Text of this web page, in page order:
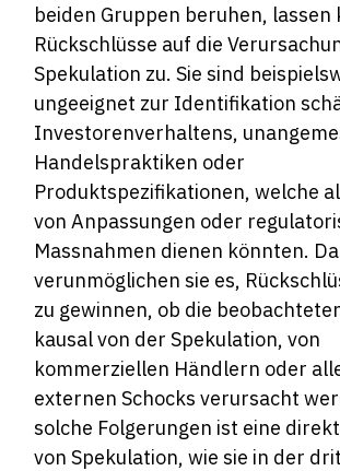
beiden Gruppen beruhen, lassen
Rückschlüsse auf die
Spekulation zu. Sie sind
ungeeignet zur Identifikation
Investorenverhaltens,
Handelspraktiken oder
Produktspezifikationen, welche
von Anpassungen oder
Massnahmen dienen könnten.
verunmöglichen sie es,
zu gewinnen, ob die
kausal von der Spekulation, von
kommerziellen Händlern oder
externen Schocks verursacht
solche Folgerungen ist eine
von Spekulation, wie sie in der